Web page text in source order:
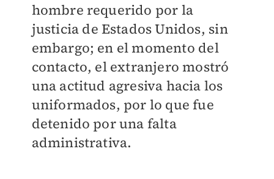
hombre requerido por la
justicia de Estados Unidos, sin
embargo; en el momento del
contacto, el extranjero mostró
una actitud agresiva hacia los
uniformados, por lo que fue
detenido por una falta
administrativa.